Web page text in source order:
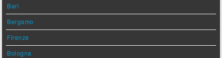
Bari
Bergamo
Firenze
Bologna